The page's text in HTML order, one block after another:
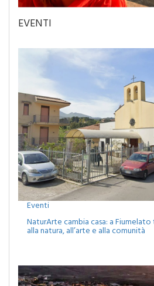
EVENTI
Eventi
NaturArte cambia casa: a
alla natura, all’arte e alla comunità